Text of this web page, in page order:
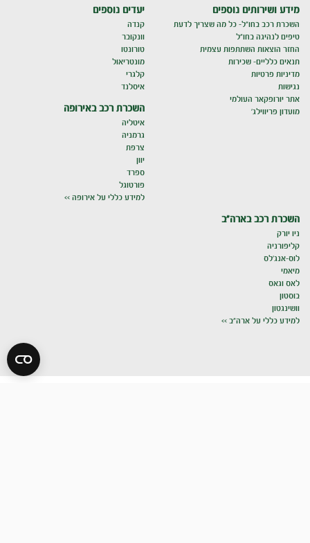
מידע ושירותים נוספים
השכרת רכב בחו"ל- כל מה שצריך לדעת
טיפים לנהיגה בחו"ל
החזר הוצאות השתתפות עצמית
תנאים כלליים- שכירות
מדיניות פרטיות
נגישות
אתר יורופקאר העולמי
מועדון פריווילג'
יעדים נוספים
קנדה
וונקובר
טורונטו
מונטריאול
קלגרי
איסלנד
השכרת רכב באירופה
איטליה
גרמניה
צרפת
יוון
ספרד
פורטוגל
למידע כללי על אירופה >>
השכרת רכב בארה"ב
ניו יורק
קליפורניה
לוס-אנג'לס
מיאמי
לאס וגאס
בוסטון
וושינגטון
למידע כללי על ארה"ב >>